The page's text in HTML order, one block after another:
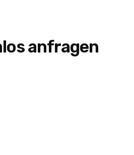
anfragen